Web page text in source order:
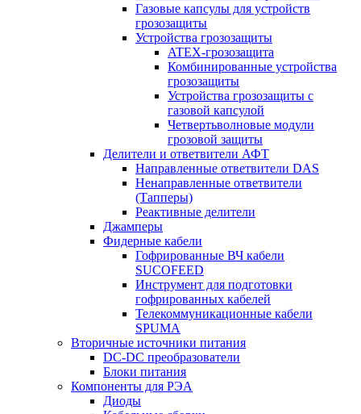
Газовые капсулы для устройств
грозозащиты
Устройства грозозащиты
ATEX-грозозащита
Комбинированные устройства
грозозащиты
Устройства грозозащиты с
газовой капсулой
Четвертьволновые модули
грозовой защиты
Делители и ответвители АФТ
Направленные ответвители DAS
Ненаправленные ответвители
(Тапперы)
Реактивные делители
Джамперы
Фидерные кабели
Гофрированные ВЧ кабели
SUCOFEED
Инструмент для подготовки
гофрированных кабелей
Телекоммуникационные кабели
SPUMA
Вторичные источники питания
DC-DC преобразователи
Блоки питания
Компоненты для РЭА
Диоды